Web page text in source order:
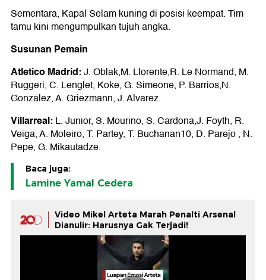
Sementara, Kapal Selam kuning di posisi keempat. Tim
tamu kini mengumpulkan tujuh angka.
Susunan Pemain
Atletico Madrid:J. Oblak,M. Llorente,R. Le Normand, M.
Ruggeri, C. Lenglet, Koke, G. Simeone, P. Barrios,N.
Gonzalez, A. Griezmann, J. Alvarez.
Villarreal:L. Junior, S. Mourino, S. Cardona,J. Foyth, R.
Veiga, A. Moleiro, T. Partey, T. Buchanan10, D. Parejo , N.
Pepe, G. Mikautadze.
Baca juga:
Lamine Yamal Cedera
Video Mikel Arteta Marah Penalti Arsenal
Dianulir: Harusnya Gak Terjadi!